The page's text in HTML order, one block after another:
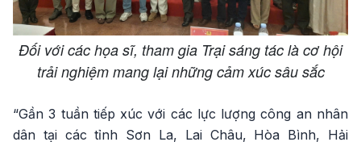
Đối với các họa sĩ, tham gia Trại sáng tác là cơ hội
trải nghiệm mang lại những cảm xúc sâu sắc
“Gần 3 tuần tiếp xúc với các lực lượng công an nhân
dân tại các tỉnh Sơn La, Lai Châu, Hòa Bình, Hải